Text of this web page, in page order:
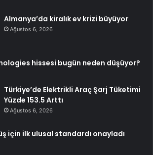
Almanya’da kiralık ev krizi büyüyor
Ağustos 6, 2026
hissesi bugün neden düşüyor?
Türkiye’de Elektrikli Araç Şarj Tüketimi
Yüzde 153.5 Arttı
Ağustos 6, 2026
için ilk ulusal standardı onayladı